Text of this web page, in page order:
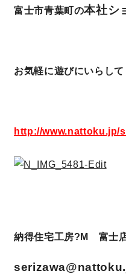
富士市青葉町の本社シ
お気軽に遊びにいらし
http://www.nattoku.jp/
納得住宅工房?M 富士